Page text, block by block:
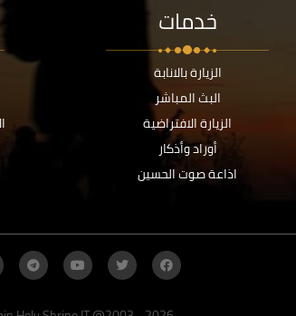
خدمات
الزيارة بالانابة
البث المباشر
الزيارة الافتراضية
أوراد وأذكار
اذاعة صوت الحسين